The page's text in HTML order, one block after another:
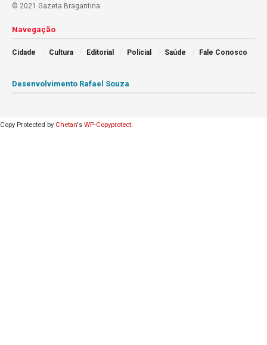
© 2021 Gazeta Bragantina
Navegação
Cidade Cultura Editorial Policial Saúde Fale Conosco
Desenvolvimento Rafael Souza
Copy Protected by Chetan's WP-Copyprotect.